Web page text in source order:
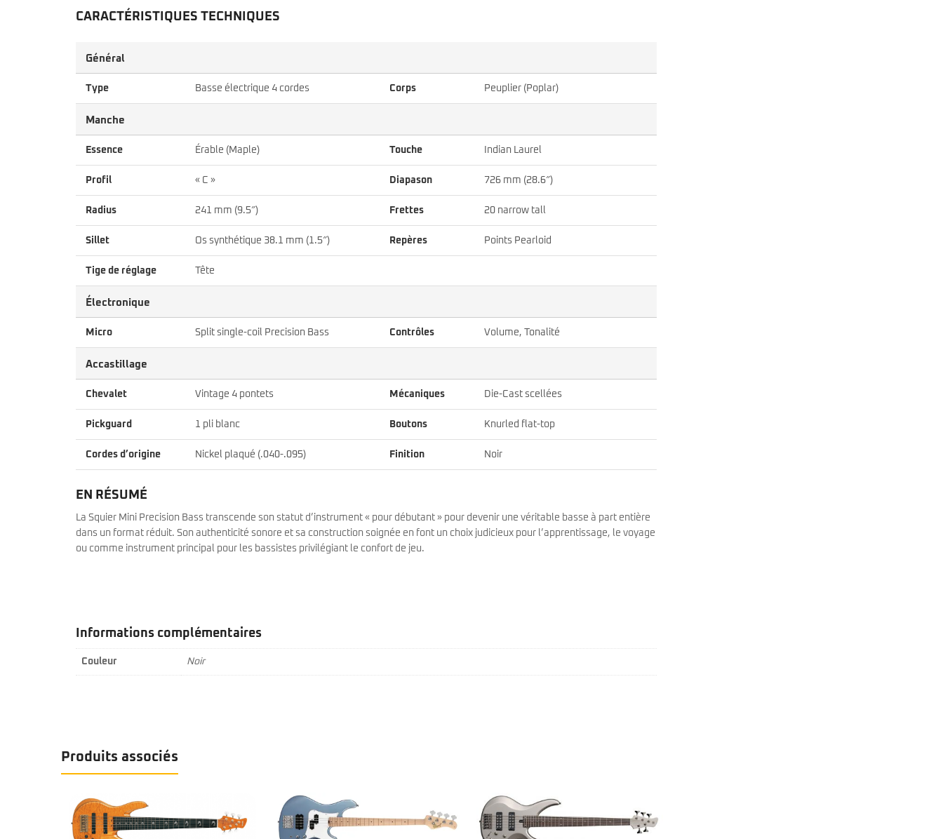
CARACTÉRISTIQUES TECHNIQUES
Général
Type Basse électrique 4 cordes Corps Peuplier (Poplar)
Manche
Essence Érable (Maple) Touche Indian Laurel
Profil « C » Diapason 726 mm (28.6″)
Radius 241 mm (9.5″) Frettes 20 narrow tall
Sillet Os synthétique 38.1 mm (1.5″) Repères Points Pearloid
Tige de réglage Tête
Électronique
Micro Split single-coil Precision Bass Contrôles Volume, Tonalité
Accastillage
Chevalet Vintage 4 pontets Mécaniques Die-Cast scellées
Pickguard 1 pli blanc Boutons Knurled flat-top
Cordes d’origine Nickel plaqué (.040-.095) Finition Noir
EN RÉSUMÉ
La Squier Mini Precision Bass transcende son statut d’instrument « pour débutant » pour devenir une véritable basse à part entière
dans un format réduit. Son authenticité sonore et sa construction soignée en font un choix judicieux pour l’apprentissage, le voyage
ou comme instrument principal pour les bassistes privilégiant le confort de jeu.
Informations complémentaires
Couleur Noir
Produits associés